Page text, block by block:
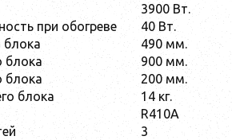
3900 Вт.
при обогреве
40 Вт.
блока
490 мм.
блока
900 мм.
блока
200 мм.
блока
14 кг.
R410A
3